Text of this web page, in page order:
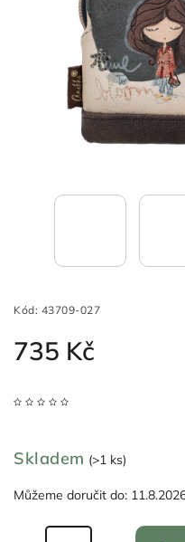
Kód: 43709-027
735 Kč
Skladem (>1 ks)
Můžeme doručit do: